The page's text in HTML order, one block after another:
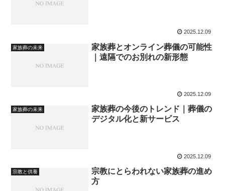
2025.12.09
家族葬の未来
家族葬とオンライン葬儀の可能性
｜遠隔でのお別れの新形態
2025.12.09
家族葬の未来
家族葬の今後のトレンド｜葬儀の
デジタル化と新サービス
2025.12.09
宗教と供養
宗教にとらわれない家族葬の進め
方